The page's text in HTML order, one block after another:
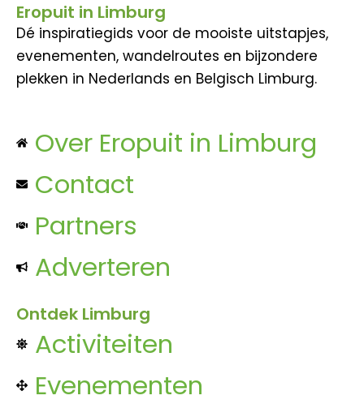
Eropuit in Limburg
Dé inspiratiegids voor de mooiste uitstapjes,
evenementen, wandelroutes en bijzondere
plekken in Nederlands en Belgisch Limburg.
Over Eropuit in Limburg
Contact
Partners
Adverteren
Ontdek Limburg
Activiteiten
Evenementen